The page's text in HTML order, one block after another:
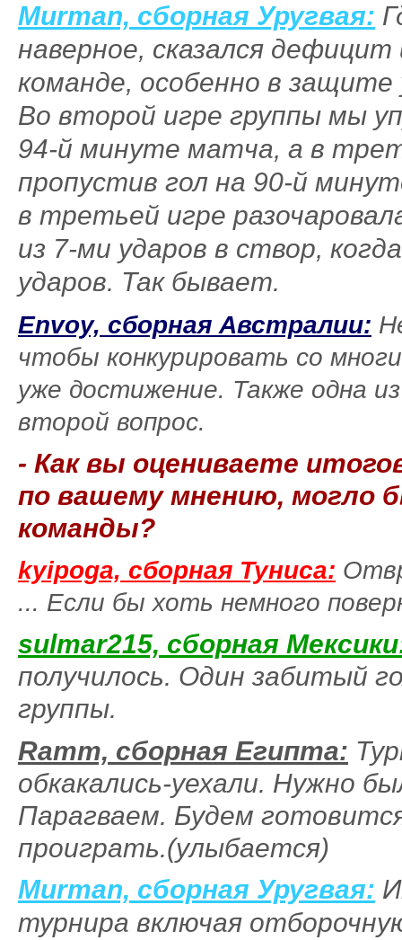
Murman, сборная Уругвая:
наверное, сказался
команде, особенно в защите
Во второй игре группы мы
94-й минуте матча, а в
пропустив гол на 90-й
в третьей игре
из 7-ми ударов в створ,
ударов. Так бывает.
Envoy, сборная Австралии:
чтобы конкурировать со
уже достижение. Также одна
второй вопрос.
- Как вы оцениваете
по вашему мнению, могло
команды?
kyipoga, сборная Туниса:
... Если бы хоть немного
sulmar215, сборная
получилось. Один забитый
группы.
Ramm, сборная Египта:
обкакались-уехали. Нужно
Парагваем. Будем
проиграть.(улыбается)
Murman, сборная Уругвая:
турнира включая